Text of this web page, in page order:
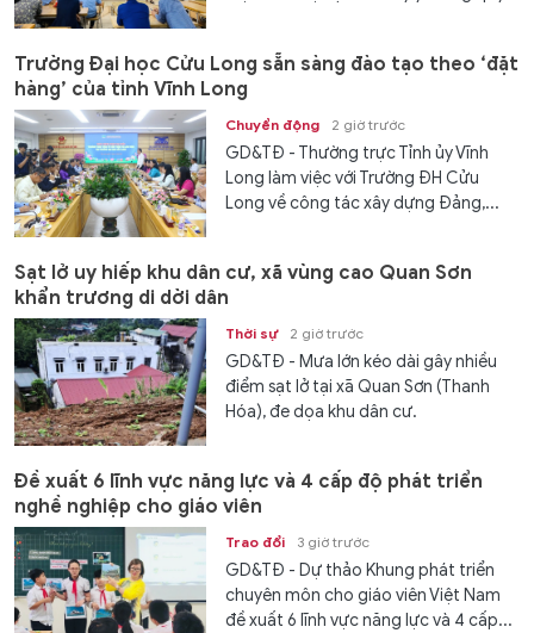
Trường Đại học Cửu Long sẵn sàng đào tạo theo ‘đặt
hàng’ của tỉnh Vĩnh Long
Chuyển động 2 giờ trước
GD&TĐ - Thường trực Tỉnh ủy Vĩnh
Long làm việc với Trường ĐH Cửu
Long về công tác xây dựng Đảng,...
Sạt lở uy hiếp khu dân cư, xã vùng cao Quan Sơn
khẩn trương di dời dân
Thời sự 2 giờ trước
GD&TĐ - Mưa lớn kéo dài gây nhiều
điểm sạt lở tại xã Quan Sơn (Thanh
Hóa), đe dọa khu dân cư.
Đề xuất 6 lĩnh vực năng lực và 4 cấp độ phát triển
nghề nghiệp cho giáo viên
Trao đổi 3 giờ trước
GD&TĐ - Dự thảo Khung phát triển
chuyên môn cho giáo viên Việt Nam
đề xuất 6 lĩnh vực năng lực và 4 cấp...